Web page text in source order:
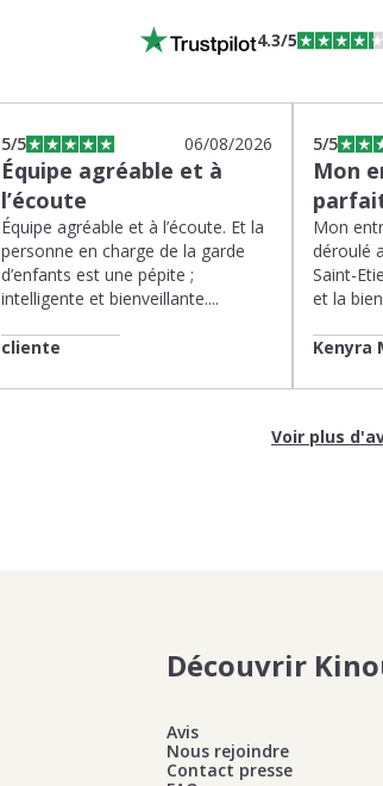
4.3/5
5/5 06/08/2026
Équipe agréable et à
l’écoute
Équipe agréable et à l’écoute. Et la
personne en charge de la garde
d’enfants est une pépite ;
intelligente et bienveillante....
cliente
5/5
Mon
Mon
déroulé
Saint-
et la
Kenyra
Voir plus
Découvrir
Avis
Nous rejoindre
Contact presse